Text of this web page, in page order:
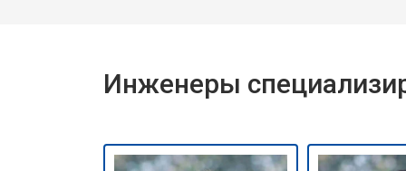
Инженеры